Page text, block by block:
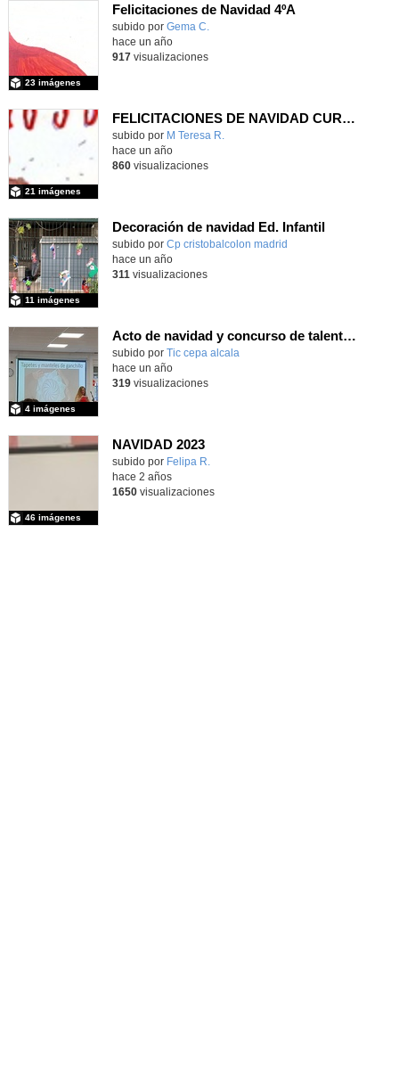
Felicitaciones de Navidad 4ºA
subido por Gema C.
23 imágenes
hace un año
917visualizaciones
FELICITACIONES DE NAVIDAD CURSO 2024-25
subido por M Teresa R.
21 imágenes
hace un año
860visualizaciones
Decoración de navidad Ed. Infantil
Contenido educativo.
subido por Cp cristobalcolon madrid
11 imágenes
hace un año
311 visualizaciones
Acto de navidad y concurso de talentos 23/24
subido por Tic cepa alcala
4 imágenes
hace un año
319visualizaciones
NAVIDAD 2023
subido por Felipa R.
46 imágenes
hace 2 años
1650visualizaciones